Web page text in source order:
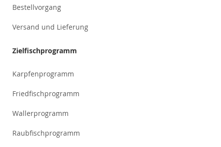
Bestellvorgang
Versand und Lieferung
Zielfischprogramm
Karpfenprogramm
Friedfischprogramm
Wallerprogramm
Raubfischprogramm